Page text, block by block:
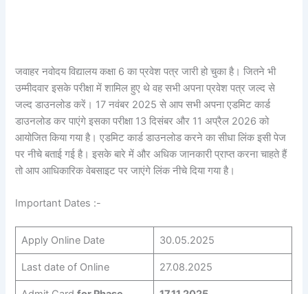
जवाहर नवोदय विद्यालय कक्षा 6 का प्रवेश पत्र जारी हो चुका है। जितने भी
उम्मीदवार इसके परीक्षा में शामिल हुए थे वह सभी अपना प्रवेश पत्र जल्द से
जल्द डाउनलोड करें। 17 नवंबर 2025 से आप सभी अपना एडमिट कार्ड
डाउनलोड कर पाएंगे इसका परीक्षा 13 दिसंबर और 11 अप्रैल 2026 को
आयोजित किया गया है। एडमिट कार्ड डाउनलोड करने का सीधा लिंक इसी पेज
पर नीचे बताई गई है। इसके बारे में और अधिक जानकारी प्राप्त करना चाहते हैं
तो आप आधिकारिक वेबसाइट पर जाएंगे लिंक नीचे दिया गया है।
Important Dates :-
Apply Online Date 30.05.2025
Last date of Online 27.08.2025